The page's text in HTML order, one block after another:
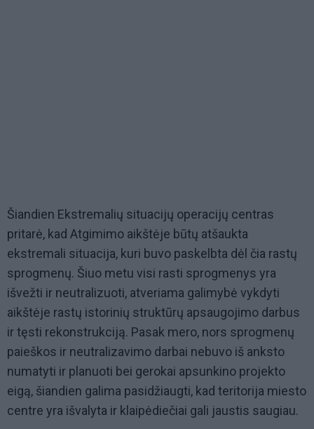
Šiandien Ekstremalių situacijų operacijų centras
pritarė, kad Atgimimo aikštėje būtų atšaukta
ekstremali situacija, kuri buvo paskelbta dėl čia rastų
sprogmenų. Šiuo metu visi rasti sprogmenys yra
išvežti ir neutralizuoti, atveriama galimybė vykdyti
aikštėje rastų istorinių struktūrų apsaugojimo darbus
ir tęsti rekonstrukciją. Pasak mero, nors sprogmenų
paieškos ir neutralizavimo darbai nebuvo iš anksto
numatyti ir planuoti bei gerokai apsunkino projekto
eigą, šiandien galima pasidžiaugti, kad teritorija miesto
centre yra išvalyta ir klaipėdiečiai gali jaustis saugiau.